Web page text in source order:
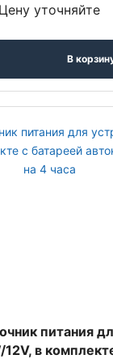
Цену уточняйте
В
питания
в